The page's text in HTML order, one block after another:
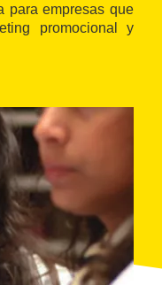
para empresas que
promocional y